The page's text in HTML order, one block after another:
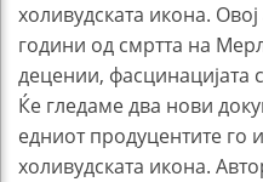
холивудската икона.
години од смртта на
децении, фасцинацијата
Ќе гледаме два нови
едниот продуцентите го
холивудската икона.